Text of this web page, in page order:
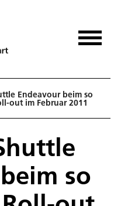
Endeavour beim so
out im Februar 2011
so